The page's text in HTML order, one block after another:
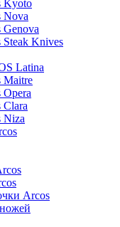
Kyoto
Knives
Latina
Niza
Arcos